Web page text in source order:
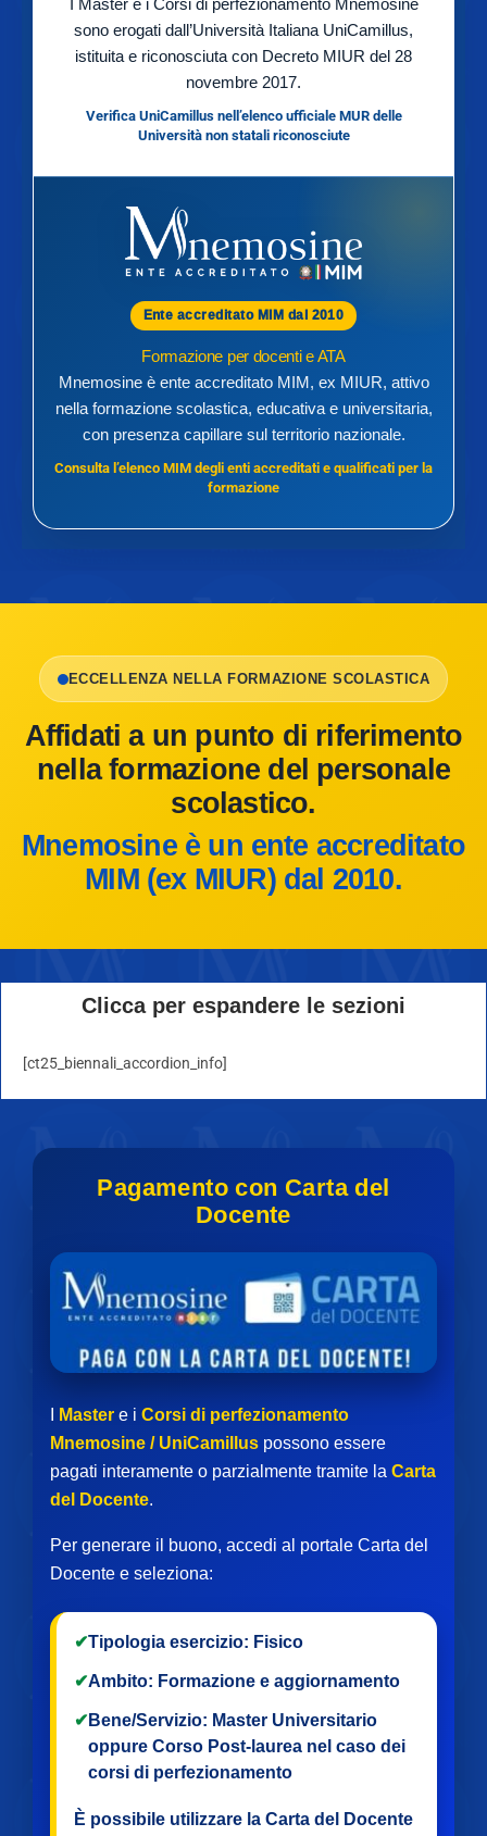
I Master e i Corsi di perfezionamento Mnemosine
sono erogati dall’Università Italiana UniCamillus,
istituita e riconosciuta con Decreto MIUR del 28
novembre 2017.
Verifica UniCamillus nell’elenco ufficiale MUR delle
Università non statali riconosciute
Ente accreditato MIM dal 2010
Formazione per docenti e ATA
Mnemosine è ente accreditato MIM, ex MIUR, attivo
nella formazione scolastica, educativa e universitaria,
con presenza capillare sul territorio nazionale.
Consulta l’elenco MIM degli enti accreditati e qualificati per la
formazione
ECCELLENZA NELLA FORMAZIONE SCOLASTICA
Affidati a un punto di riferimento
nella formazione del personale
scolastico.
Mnemosine è un ente accreditato
MIM (ex MIUR) dal 2010.
Clicca per espandere le sezioni
[ct25_biennali_accordion_info]
Pagamento con Carta del
Docente
Master e i Corsi di perfezionamento
Mnemosine / UniCamillus possono essere
pagati interamente o parzialmente tramite la Carta
del Docente.
Per generare il buono, accedi al portale Carta del
Docente e seleziona:
✔Tipologia esercizio: Fisico
✔Ambito: Formazione e aggiornamento
✔ Bene/Servizio: Master Universitario
oppure Corso Post-laurea nel caso dei
corsi di perfezionamento
È possibile utilizzare la Carta del Docente